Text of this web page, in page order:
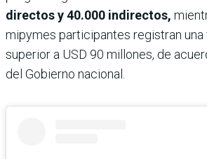
directos y 40.000 indirectos,
mipymes participantes registran
superior a USD 90 millones, de
del Gobierno nacional.